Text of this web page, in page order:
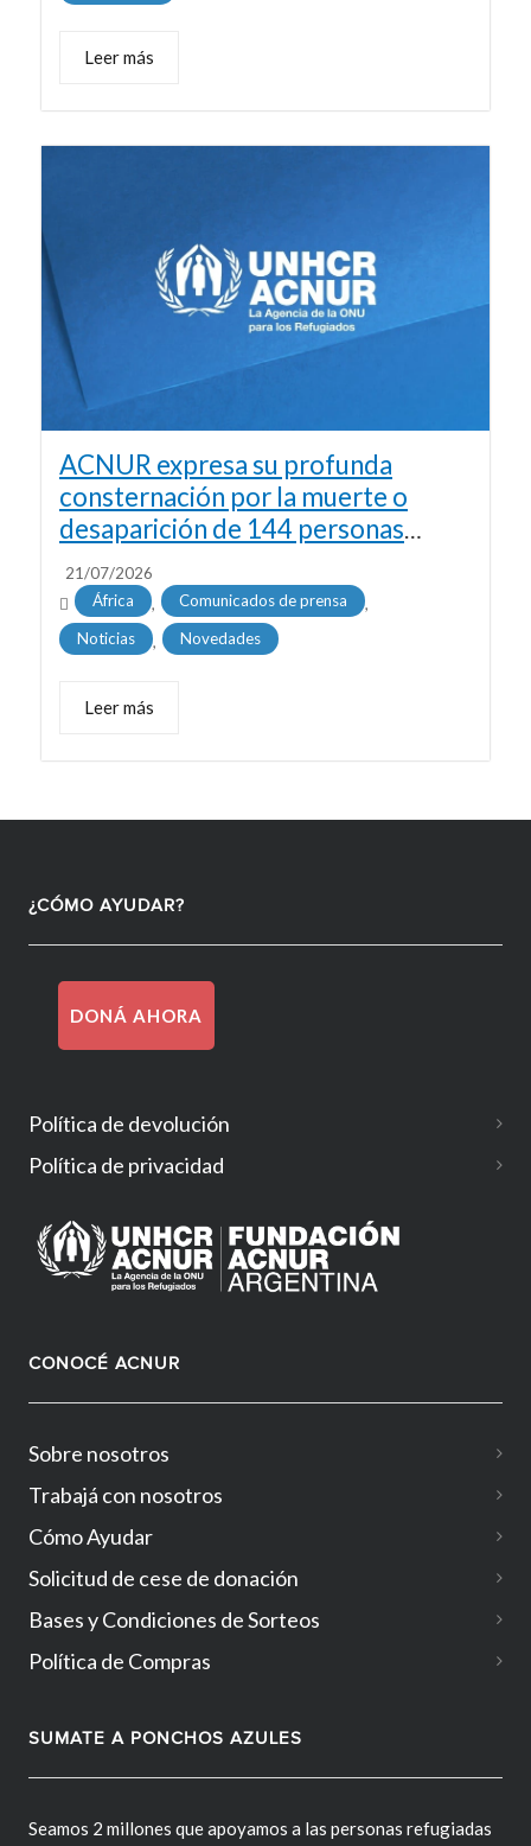
Leer más
ACNUR expresa su profunda
consternación por la muerte o
desaparición de 144 personas
frente a las costas de África
occidental
21/07/2026
África
, Comunicados de prensa
,
Noticias
, Novedades
Leer más
¿CÓMO AYUDAR?
DONÁ AHORA
Política de devolución
Política de privacidad
CONOCÉ ACNUR
Sobre nosotros
Trabajá con nosotros
Cómo Ayudar
Solicitud de cese de donación
Bases y Condiciones de Sorteos
Política de Compras
SUMATE A PONCHOS AZULES
Seamos 2 millones que apoyamos a las personas refugiadas